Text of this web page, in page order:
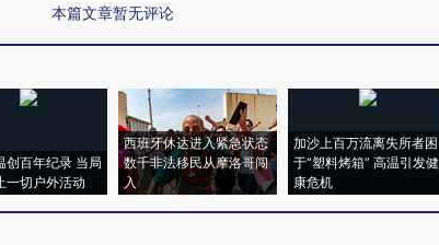
本篇文章暂无评论
创百年纪录 当局
一切户外活动
西班牙休达进入紧急状态
数千非法移民从摩洛哥闯
入
加沙上百万流离失所者困
于“塑料烤箱” 高温引发健
康危机